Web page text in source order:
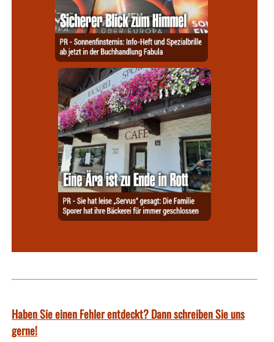
Haben Sie einen Fehler entdeckt? Dann schreiben Sie uns
gerne!